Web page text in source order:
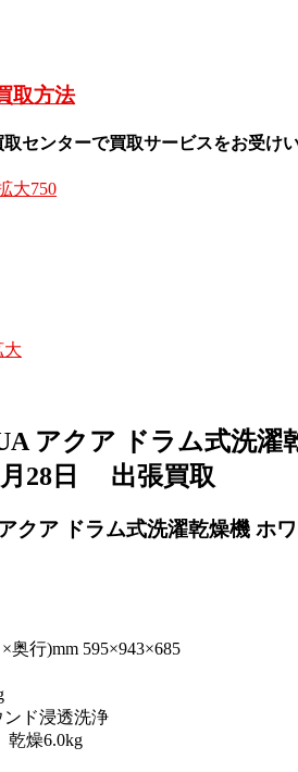
取方法
センターで買取サービスをお受け
アクア ドラム式洗濯
28日 出張買取
クア ドラム式洗濯乾燥機 ホ
行)mm 595×943×685
ド浸透洗浄
乾燥6.0kg